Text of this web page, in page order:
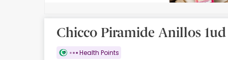
Medicamentos
Cosmética
Chicco Piramide Anillos 1ud
Health Points